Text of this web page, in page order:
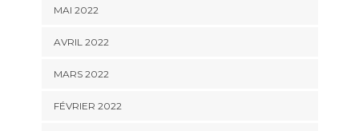
MAI 2022
AVRIL 2022
MARS 2022
FÉVRIER 2022